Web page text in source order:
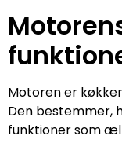
Motoren er
Den bestemmer,
funktioner som